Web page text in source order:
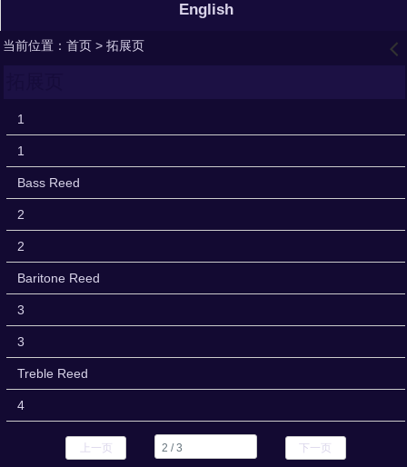
English
当前位置： 首页> 拓展页 󰊒
1
1
Bass Reed
2
2
Baritone Reed
3
3
Treble Reed
4
上一页 下一页